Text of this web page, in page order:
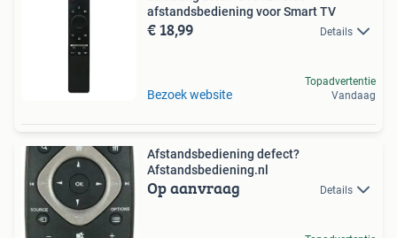
afstandsbediening voor Smart TV
€ 18,99 Details
Bezoek website
Topadvertentie
Vandaag
Afstandsbediening defect?
Afstandsbediening.nl
Op aanvraag Details